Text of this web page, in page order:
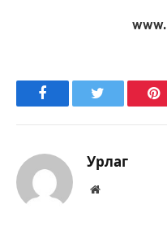
FacebookTwitter
Урлаг
Вэбсайт